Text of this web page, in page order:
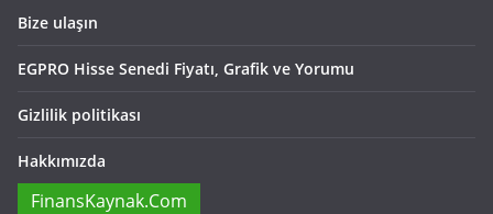
Bize ulaşın
EGPRO Hisse Senedi Fiyatı, Grafik ve Yorumu
Gizlilik politikası
Hakkımızda
FinansKaynak.Com